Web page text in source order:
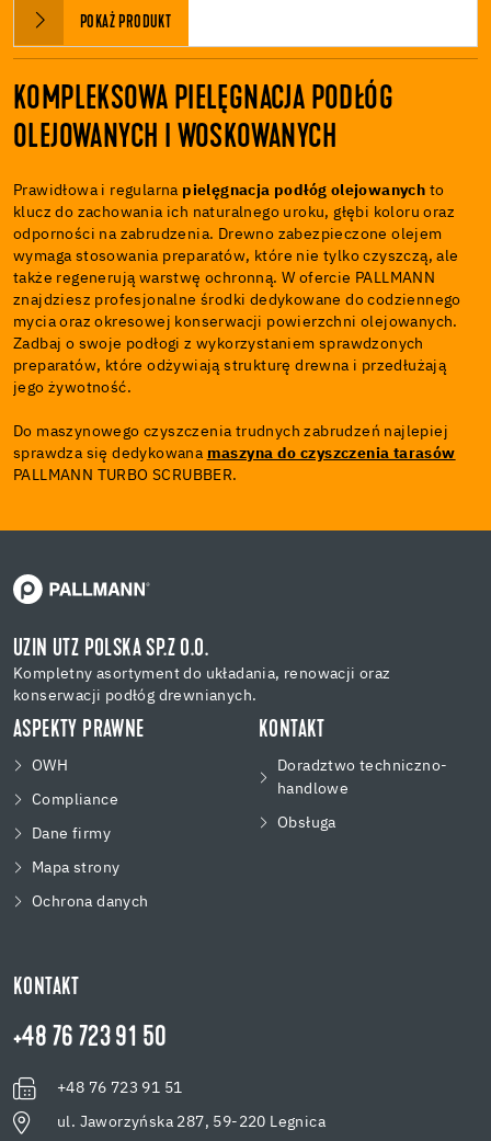
POKAŻ PRODUKT
KOMPLEKSOWA PIELĘGNACJA PODŁÓG
OLEJOWANYCH I WOSKOWANYCH
Prawidłowa i regularna pielęgnacja podłóg olejowanych to
klucz do zachowania ich naturalnego uroku, głębi koloru oraz
odporności na zabrudzenia. Drewno zabezpieczone olejem
wymaga stosowania preparatów, które nie tylko czyszczą, ale
także regenerują warstwę ochronną. W ofercie PALLMANN
znajdziesz profesjonalne środki dedykowane do codziennego
mycia oraz okresowej konserwacji powierzchni olejowanych.
Zadbaj o swoje podłogi z wykorzystaniem sprawdzonych
preparatów, które odżywiają strukturę drewna i przedłużają
jego żywotność.
Do maszynowego czyszczenia trudnych zabrudzeń najlepiej
sprawdza się dedykowana maszyna do czyszczenia tarasów
PALLMANN TURBO SCRUBBER.
UZIN UTZ POLSKA SP.Z O.O.
Kompletny asortyment do układania, renowacji oraz
konserwacji podłóg drewnianych.
ASPEKTY PRAWNE
OWH
Compliance
Dane firmy
Mapa strony
Ochrona danych
KONTAKT
Doradztwo techniczno-
handlowe
Obsługa
KONTAKT
+48 76 723 91 50
+48 76 723 91 51
ul. Jaworzyńska 287, 59-220 Legnica